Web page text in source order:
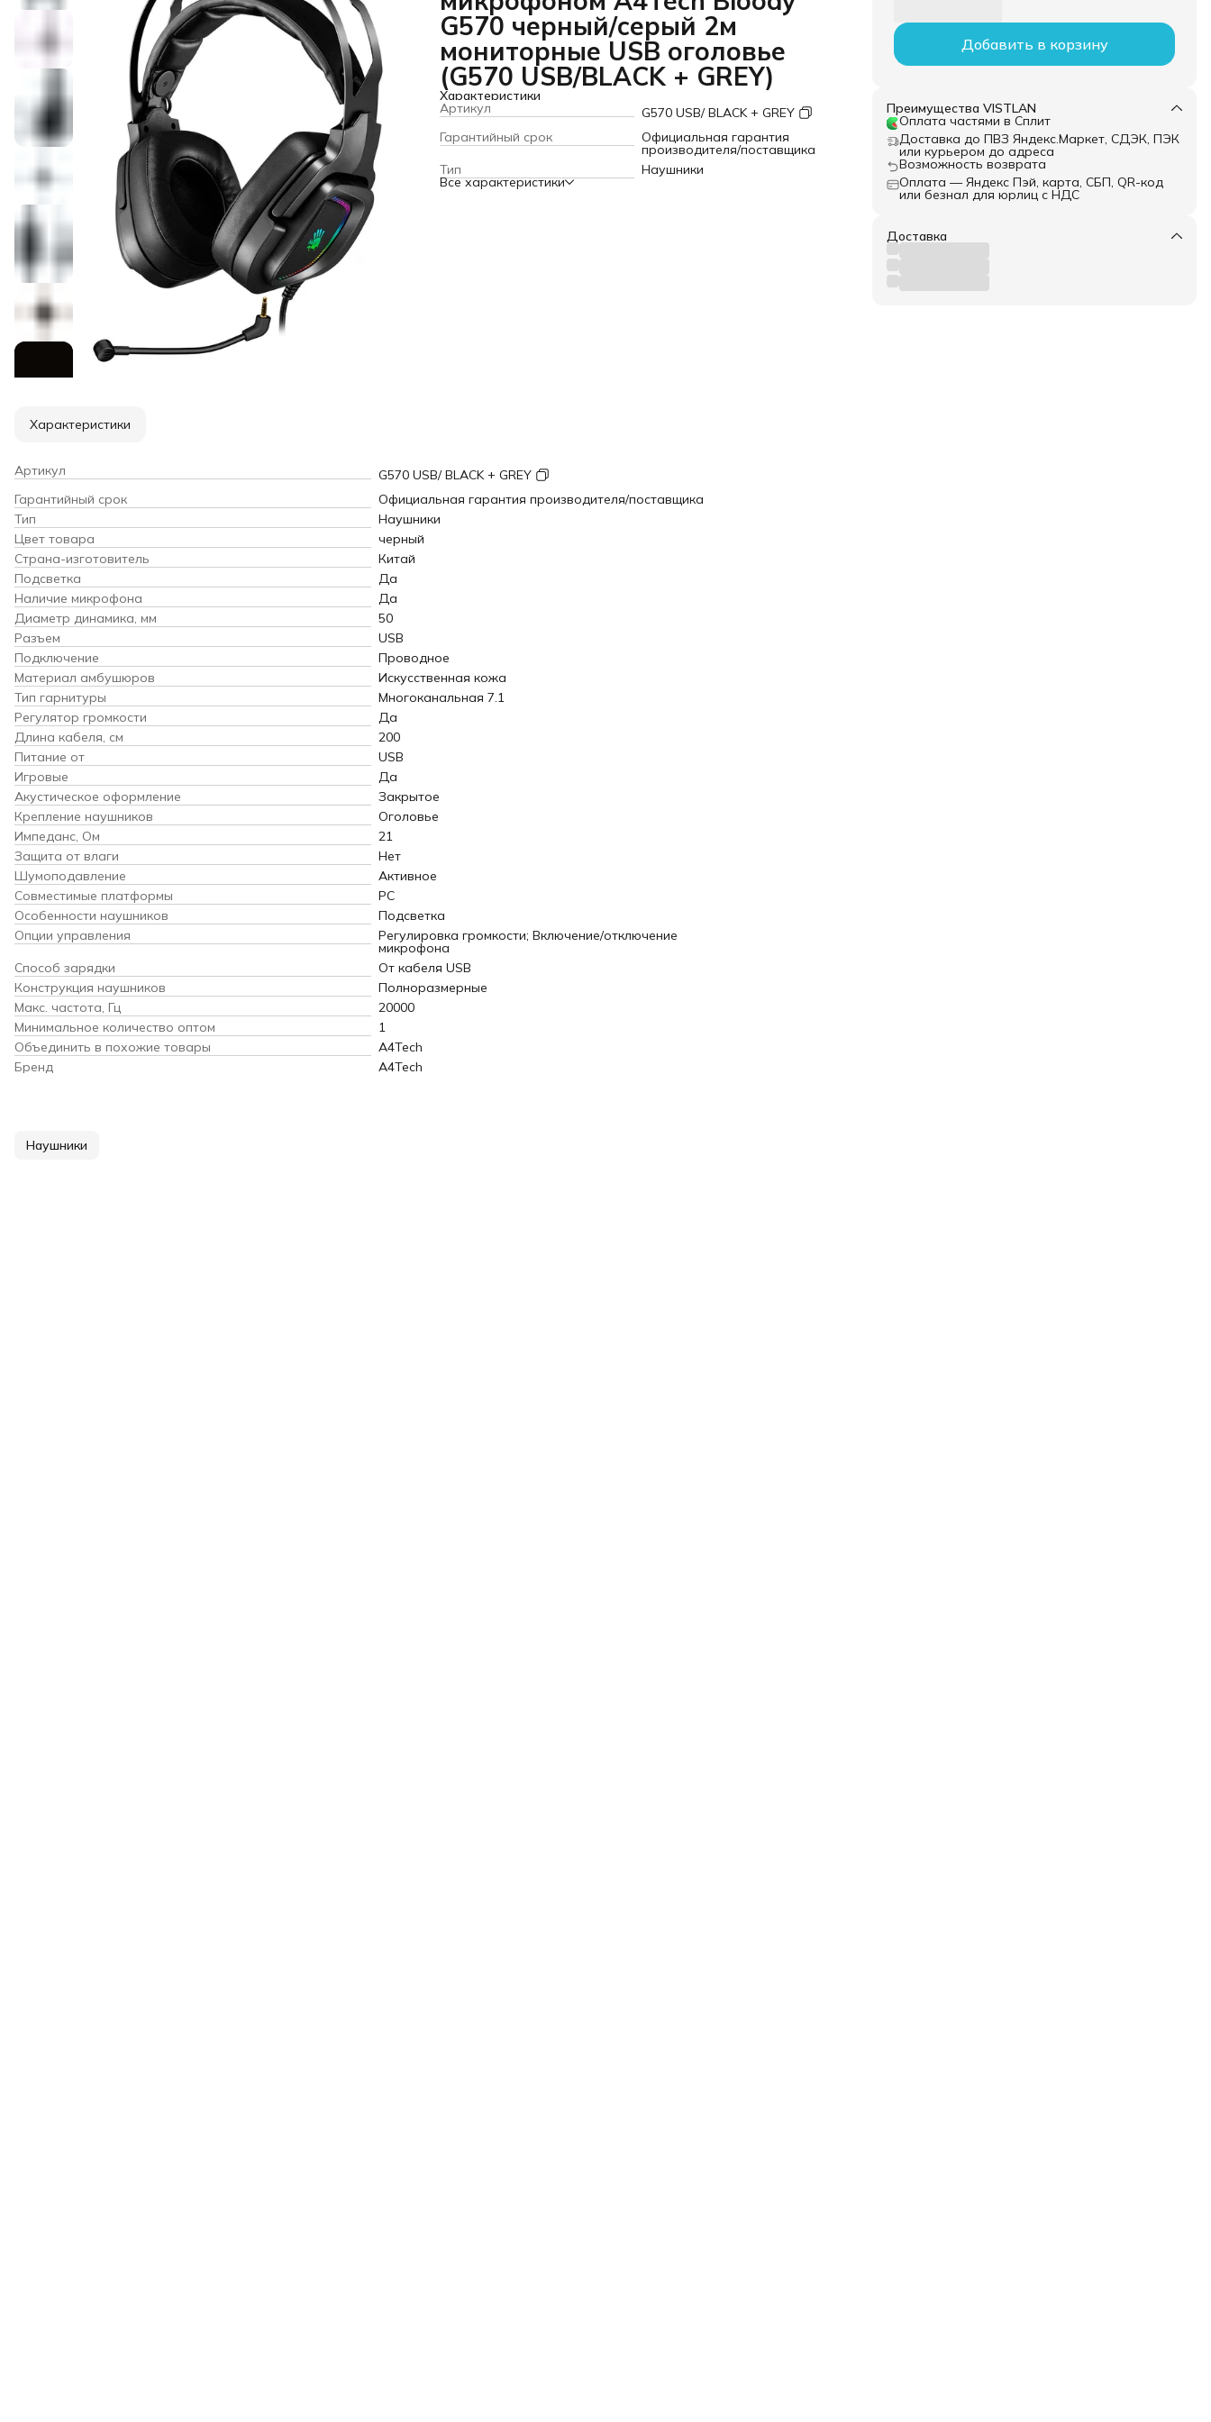
G570 черный/серый 2м
мониторные USB оголовье
(G570 USB/BLACK + GREY)
Характеристики
Артикул
G570 USB/ BLACK + GREY
Гарантийный срок
Официальная гарантия
производителя/поставщика
Тип
Наушники
Все характеристики
Добавить в корзину
Преимущества VISTLAN
Оплата частями в Сплит
Доставка до ПВЗ Яндекс.Маркет, СДЭК, ПЭК
или курьером до адреса
Возможность возврата
Оплата — Яндекс Пэй, карта, СБП, QR-код
или безнал для юрлиц с НДС
Доставка
Характеристики
Артикул
G570 USB/ BLACK + GREY
Гарантийный срок
Официальная гарантия производителя/поставщика
Тип
Наушники
Цвет товара
черный
Страна-изготовитель
Китай
Подсветка
Да
Наличие микрофона
Да
Диаметр динамика, мм
50
Разъем
USB
Подключение
Проводное
Материал амбушюров
Искусственная кожа
Тип гарнитуры
Многоканальная 7.1
Регулятор громкости
Да
Длина кабеля, см
200
Питание от
USB
Игровые
Да
Акустическое оформление
Закрытое
Крепление наушников
Оголовье
Импеданс, Ом
21
Защита от влаги
Нет
Шумоподавление
Активное
Совместимые платформы
PC
Особенности наушников
Подсветка
Опции управления
Регулировка громкости; Включение/отключение
микрофона
Способ зарядки
От кабеля USB
Конструкция наушников
Полноразмерные
Макс. частота, Гц
20000
Минимальное количество оптом
1
Объединить в похожие товары
A4Tech
Бренд
A4Tech
Наушники